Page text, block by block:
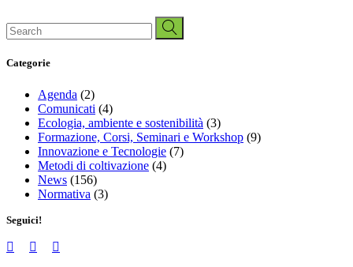
Search
for:
Categorie
Agenda (2)
Comunicati (4)
Ecologia, ambiente e sostenibilità (3)
Formazione, Corsi, Seminari e Workshop (9)
Innovazione e Tecnologie (7)
Metodi di coltivazione (4)
News (156)
Normativa (3)
Seguici!